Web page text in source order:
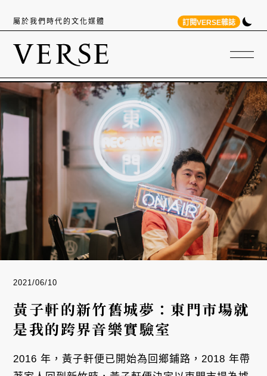
屬於我們時代的文化媒體 訂閱VERSE雜誌
2021/06/10
黃子軒的新竹舊城夢：東門市場就
是我的跨界音樂實驗室
2016 年，黃子軒便已開始為回鄉鋪路，2018 年帶